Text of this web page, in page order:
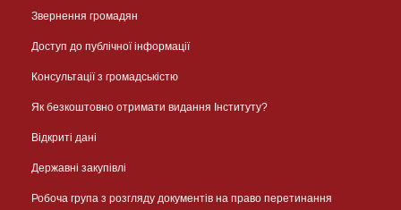
Звернення громадян
Доступ до публічної інформації
Консультації з громадськістю
Як безкоштовно отримати видання Інституту?
Відкриті дані
Державні закупівлі
Робоча група з розгляду документів на право перетинання